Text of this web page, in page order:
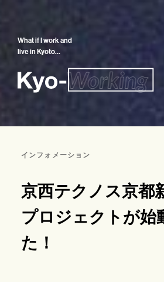
What if I work and
live in Kyoto…
インフォメーション
京西テクノス京都
プロジェクトが始
た！